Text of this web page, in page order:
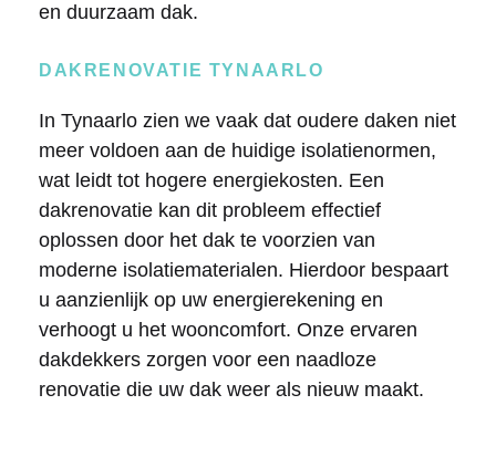
en duurzaam dak.
DAKRENOVATIE TYNAARLO
In Tynaarlo zien we vaak dat oudere daken niet
meer voldoen aan de huidige isolatienormen,
wat leidt tot hogere energiekosten. Een
dakrenovatie kan dit probleem effectief
oplossen door het dak te voorzien van
moderne isolatiematerialen. Hierdoor bespaart
u aanzienlijk op uw energierekening en
verhoogt u het wooncomfort. Onze ervaren
dakdekkers zorgen voor een naadloze
renovatie die uw dak weer als nieuw maakt.